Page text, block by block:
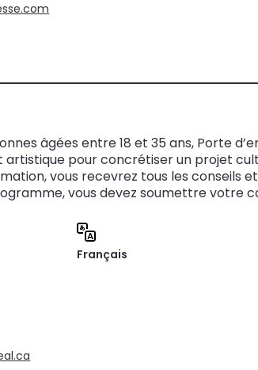
âgées entre 18 et 35 ans, Porte
artistique pour concrétiser un projet
vous recevrez tous les conseils
vous devez soumettre votre
Français